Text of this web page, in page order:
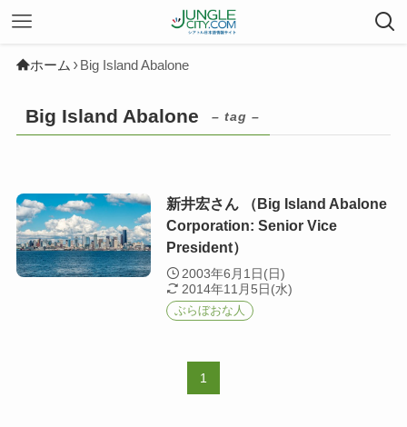
ホーム Big Island Abalone
Big Island Abalone – tag –
新井宏さん （Big Island Abalone
Corporation: Senior Vice
President）
2003年6月1日(日)
2014年11月5日(水)
ぶらぼおな人
1